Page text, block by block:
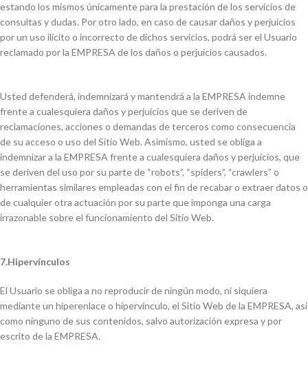
estando los mismos únicamente para la prestación de los servicios de
consultas y dudas. Por otro lado, en caso de causar daños y perjuicios
por un uso ilícito o incorrecto de dichos servicios, podrá ser el Usuario
reclamado por la EMPRESA de los daños o perjuicios causados.
Usted defenderá, indemnizará y mantendrá a la EMPRESA indemne
frente a cualesquiera daños y perjuicios que se deriven de
reclamaciones, acciones o demandas de terceros como consecuencia
de su acceso o uso del Sitio Web. Asimismo, usted se obliga a
indemnizar a la EMPRESA frente a cualesquiera daños y perjuicios, que
se deriven del uso por su parte de “robots”, “spiders”, “crawlers” o
herramientas similares empleadas con el fin de recabar o extraer datos o
de cualquier otra actuación por su parte que imponga una carga
irrazonable sobre el funcionamiento del Sitio Web.
7.Hipervínculos
El Usuario se obliga a no reproducir de ningún modo, ni siquiera
mediante un hiperenlace o hipervínculo, el Sitio Web de la EMPRESA, así
como ninguno de sus contenidos, salvo autorización expresa y por
escrito de la EMPRESA.